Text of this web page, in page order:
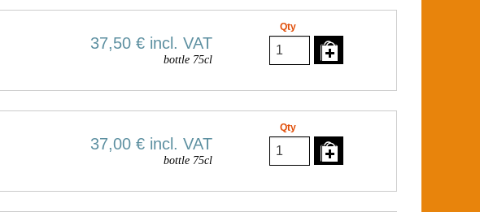
37,50 € incl. VAT
bottle 75cl
Qty
37,00 € incl. VAT
bottle 75cl
Qty